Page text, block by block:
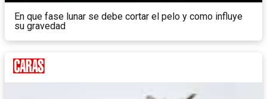
En que fase lunar se debe cortar el pelo y como influye
su gravedad